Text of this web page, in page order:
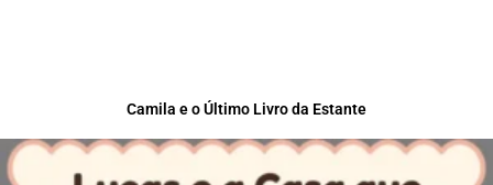
Camila e o Último Livro da Estante